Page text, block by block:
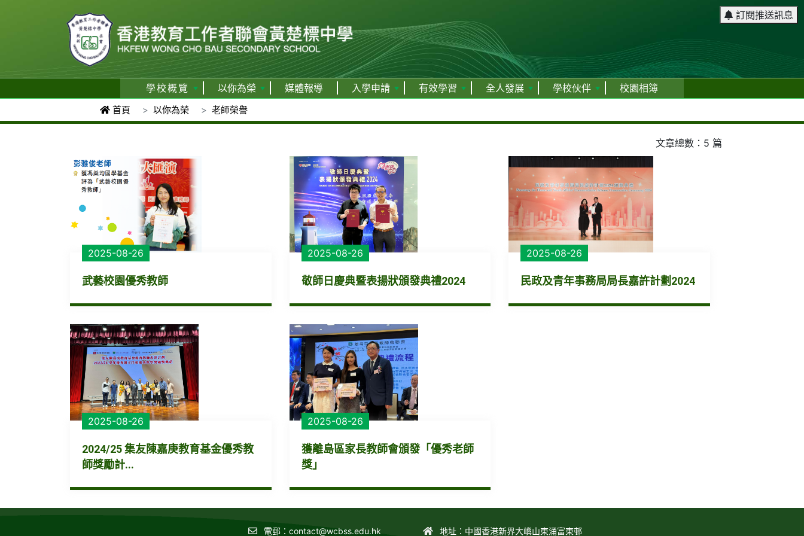
訂閱推送訊息
學校概覽 以你為榮 媒體報導 入學申請 有效學習 全人發展 學校伙伴 校園相簿
首頁 以你為榮 老師榮譽
文章總數：5 篇
2025-08-26
武藝校園優秀教師
2025-08-26
敬師日慶典暨表揚狀頒發典禮2024
2025-08-26
民政及青年事務局局長嘉許計劃2024
2025-08-26
2024/25 集友陳嘉庚教育基金優秀教
師獎勵計...
2025-08-26
獲離島區家長教師會頒發「優秀老師
獎」
電郵： contact@wcbss.edu.hk 地址：中國香港新界大嶼山東涌富東邨